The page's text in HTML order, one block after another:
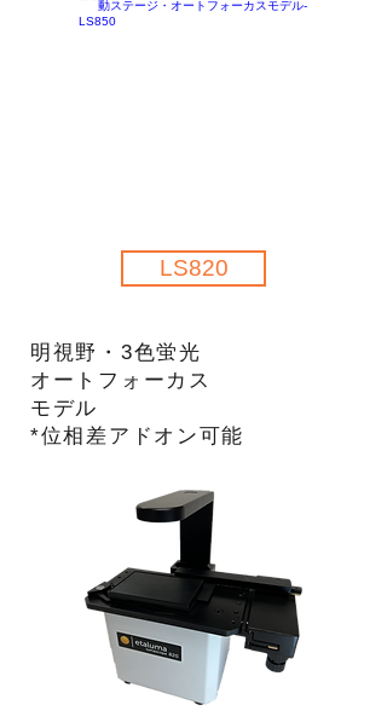
LS820
明視野・ 3色蛍光
オートフォーカス
モデル
​*位相差アドオン可能